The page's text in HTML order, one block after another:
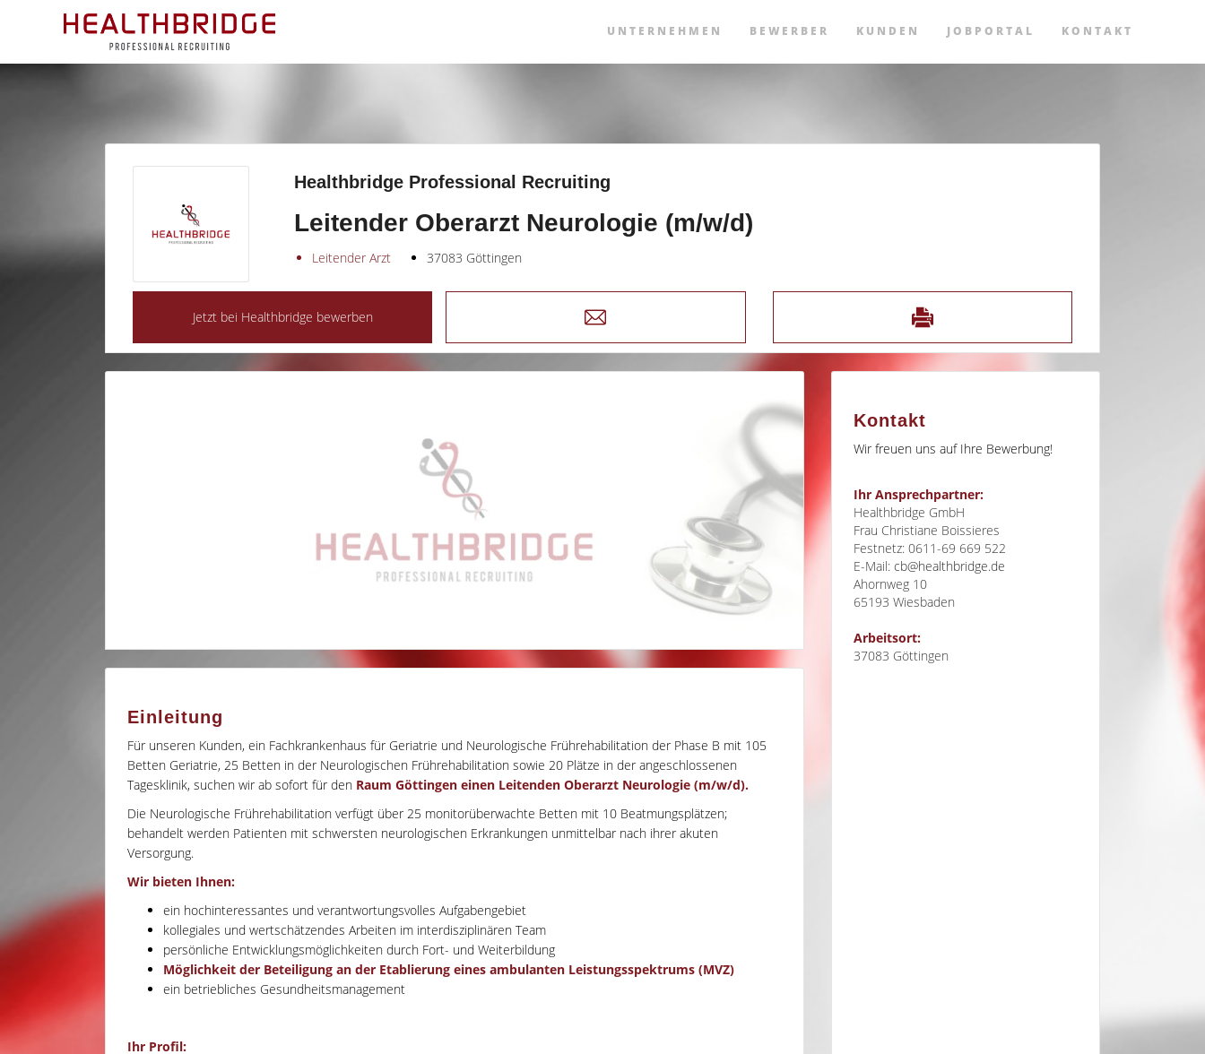
UNTERNEHMEN BEWERBER KUNDEN JOBPORTAL KONTAKT
Healthbridge Professional Recruiting
Leitender Oberarzt Neurologie (m/w/d)
Leitender Arzt 37083 Göttingen
Einleitung
Für unseren Kunden, ein Fachkrankenhaus für Geriatrie und Neurologische Frührehabilitation der Phase B mit 105
Betten Geriatrie, 25 Betten in der Neurologischen Frührehabilitation sowie 20 Plätze in der angeschlossenen
Tagesklinik, suchen wir ab sofort für den Raum Göttingen einen Leitenden Oberarzt Neurologie (m/w/d).
Die Neurologische Frührehabilitation verfügt über 25 monitorüberwachte Betten mit 10 Beatmungsplätzen;
behandelt werden Patienten mit schwersten neurologischen Erkrankungen unmittelbar nach ihrer akuten
Versorgung.
Wir bieten Ihnen:
ein hochinteressantes und verantwortungsvolles Aufgabengebiet
kollegiales und wertschätzendes Arbeiten im interdisziplinären Team
persönliche Entwicklungsmöglichkeiten durch Fort- und Weiterbildung
Möglichkeit der Beteiligung an der Etablierung eines ambulanten Leistungsspektrums (MVZ)
ein betriebliches Gesundheitsmanagement
Ihr Profil:
Kontakt
Wir freuen uns auf Ihre Bewerbung!
Ihr Ansprechpartner:
Healthbridge GmbH
Frau Christiane Boissieres
Festnetz: 0611-69 669 522
E-Mail: cb@healthbridge.de
Ahornweg 10
65193 Wiesbaden
Arbeitsort:
37083 Göttingen